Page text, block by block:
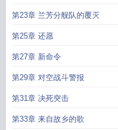
济天妃
第23章 兰芳分舰队的覆灭
第25章 还愿
第27章 新命令
第29章 对空战斗警报
第31章 决死突击
第33章 来自故乡的歌